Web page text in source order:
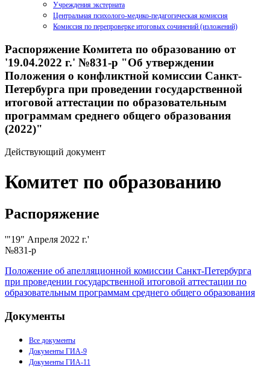
Учреждения экстерната
Центральная психолого-медико-педагогическая комиссия
Комиссия по перепроверке итоговых сочинений (изложений)
Распоряжение Комитета по образованию от
'19.04.2022 г.' №831-р "Об утверждении
Положения о конфликтной комиссии Санкт-
Петербурга при проведении государственной
итоговой аттестации по образовательным
программам среднего общего образования
(2022)"
Действующий документ
Комитет по образованию
Распоряжение
'"19" Апреля 2022 г.'
№831-р
Положение об апелляционной комиссии Санкт-Петербурга
при проведении государственной итоговой аттестации по
образовательным программам среднего общего образования
Документы
Все документы
Документы ГИА-9
Документы ГИА-11